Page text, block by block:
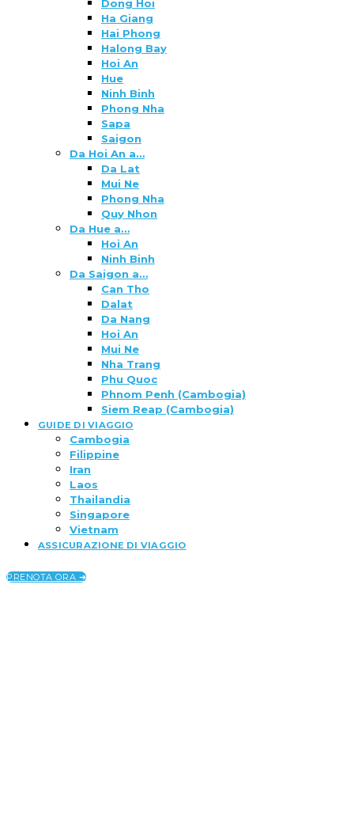
Dong Hoi
Ha Giang
Hai Phong
Halong Bay
Hoi An
Hue
Ninh Binh
Phong Nha
Sapa
Saigon
Da Hoi An a…
Da Lat
Mui Ne
Phong Nha
Quy Nhon
Da Hue a…
Hoi An
Ninh Binh
Da Saigon a…
Can Tho
Dalat
Da Nang
Hoi An
Mui Ne
Nha Trang
Phu Quoc
Phnom Penh (Cambogia)
Siem Reap (Cambogia)
GUIDE DI VIAGGIO
Cambogia
Filippine
Iran
Laos
Thailandia
Singapore
Vietnam
ASSICURAZIONE DI VIAGGIO
PRENOTA ORA ➜